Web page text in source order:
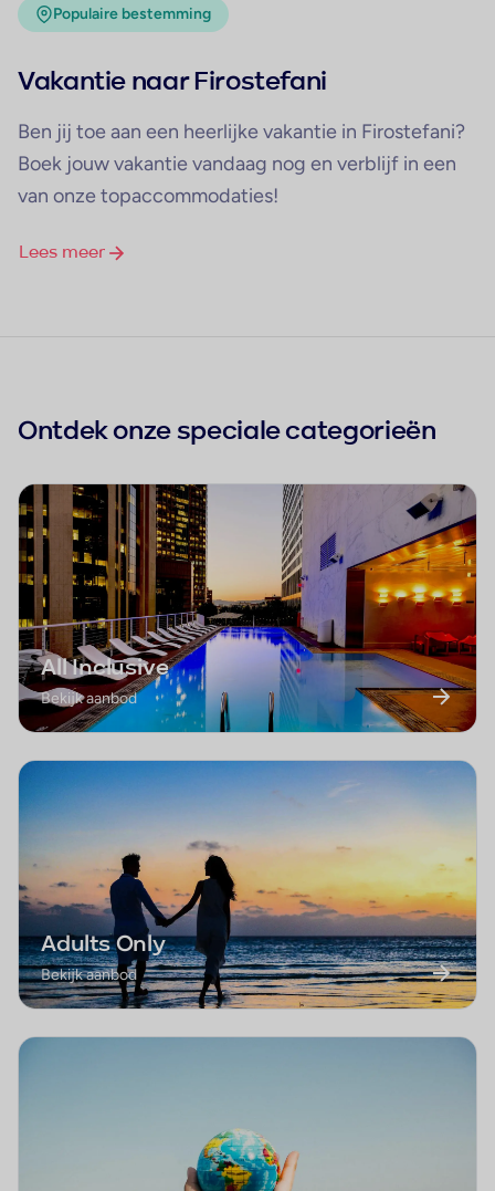
Populaire bestemming
Vakantie naar Firostefani
Ben jij toe aan een heerlijke vakantie in Firostefani?
Boek jouw vakantie vandaag nog en verblijf in een
van onze topaccommodaties!
Lees meer
Ontdek onze speciale categorieën
All Inclusive
Bekijk aanbod
Adults Only
Bekijk aanbod